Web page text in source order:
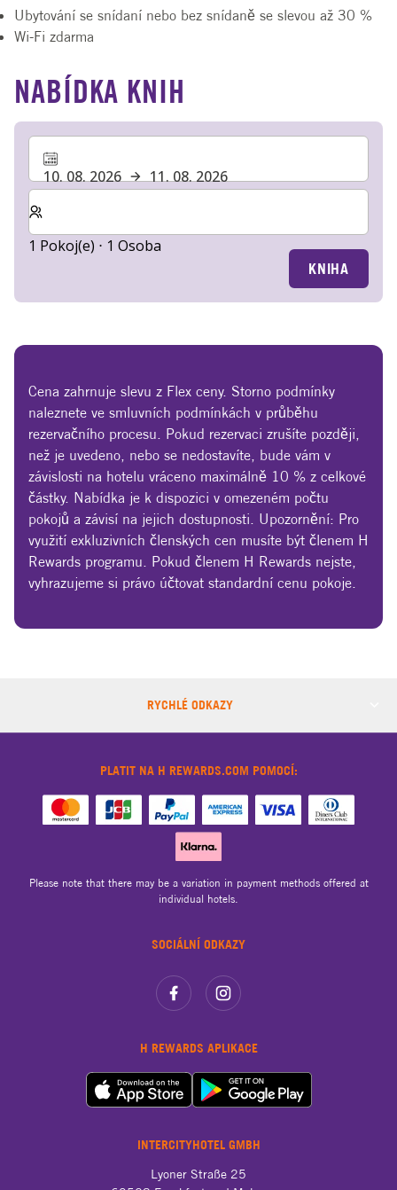
Ubytování se snídaní nebo bez snídaně se slevou až 30 %
Wi-Fi zdarma
NABÍDKA KNIH
10. 08. 2026
11. 08. 2026
Zvolte počet pokojů a hostů pro svůj pobyt
1 Pokoj(e) ⋅ 1 Osoba
KNIHA
Cena zahrnuje slevu z Flex ceny. Storno podmínky
naleznete ve smluvních podmínkách v průběhu
rezervačního procesu. Pokud rezervaci zrušíte později,
než je uvedeno, nebo se nedostavíte, bude vám v
závislosti na hotelu vráceno maximálně 10 % z celkové
částky. Nabídka je k dispozici v omezeném počtu
pokojů a závisí na jejich dostupnosti. Upozornění: Pro
využití exkluzivních členských cen musíte být členem H
Rewards programu. Pokud členem H Rewards nejste,
vyhrazujeme si právo účtovat standardní cenu pokoje.
RYCHLÉ ODKAZY
SOCIÁLNÍ ODKAZY
H REWARDS APLIKACE
INTERCITYHOTEL GMBH
Lyoner Straße 25
PLATIT NA H REWARDS.COM POMOCÍ:
Please note that there may be a variation in payment methods offered at
individual hotels.